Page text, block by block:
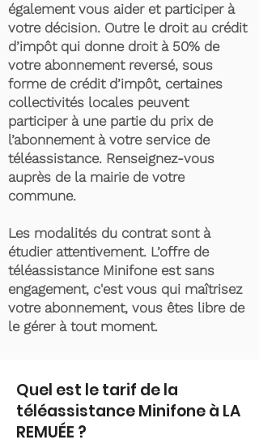
également vous aider et participer à
votre décision. Outre le droit au crédit
d’impôt qui donne droit à 50% de
votre abonnement reversé, sous
forme de crédit d’impôt, certaines
collectivités locales peuvent
participer à une partie du prix de
l’abonnement à votre service de
téléassistance. Renseignez-vous
auprès de la mairie de votre
commune.
Les modalités du contrat sont à
étudier attentivement. L’offre de
téléassistance Minifone est sans
engagement, c'est vous qui maîtrisez
votre abonnement, vous êtes libre de
le gérer à tout moment.
Quel est le tarif de la
téléassistance Minifone à LA
REMUÉE ?